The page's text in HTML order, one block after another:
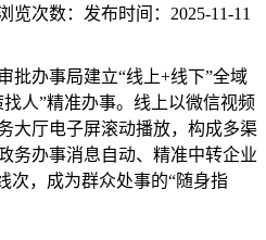
览次数： 发布时间： 2025-11-11
办事局建立“线上+线下”全域
人”精准办事。线上以微信视频
大厅电子屏滚动播放，构成多渠
务办事消息自动、精准中转企业
次，成为群众处事的“随身指